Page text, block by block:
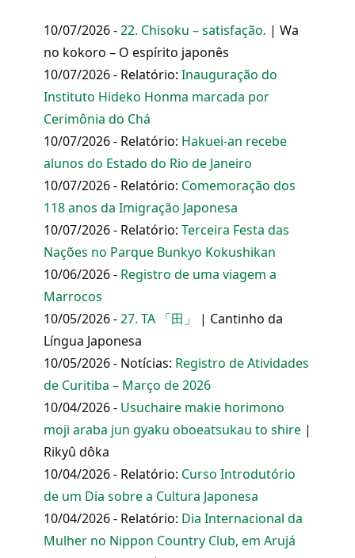
10/07/2026 -22. Chisoku – satisfação. | Wa
no kokoro – O espírito japonês
10/07/2026 - Relatório: Inauguração do
Instituto Hideko Honma marcada por
Cerimônia do Chá
10/07/2026 - Relatório: Hakuei-an recebe
alunos do Estado do Rio de Janeiro
10/07/2026 - Relatório: Comemoração dos
118 anos da Imigração Japonesa
10/07/2026 - Relatório: Terceira Festa das
Nações no Parque Bunkyo Kokushikan
10/06/2026 - Registro de uma viagem a
Marrocos
10/05/2026 -27. TA 「田」
| Cantinho da
Língua Japonesa
10/05/2026 - Notícias: Registro de Atividades
de Curitiba – Março de 2026
10/04/2026 - Usuchaire makie horimono
moji araba jun gyaku oboeatsukau to shire |
Rikyû dôka
10/04/2026 - Relatório: Curso Introdutório
de um Dia sobre a Cultura Japonesa
10/04/2026 - Relatório: Dia Internacional da
Mulher no Nippon Country Club, em Arujá